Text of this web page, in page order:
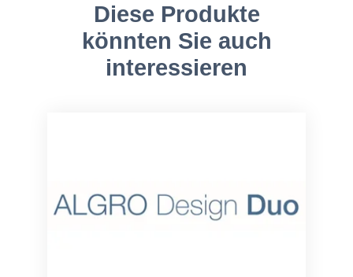
Diese Produkte
könnten Sie auch
interessieren